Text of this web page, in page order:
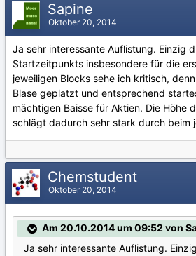
Sapine
Oktober 20, 2014
Ja sehr interessante Auflistung. Einzig
Startzeitpunkts insbesondere für die
jeweiligen Blocks sehe ich kritisch,
Blase geplatzt und entsprechend
mächtigen Baisse für Aktien. Die Höhe
schlägt dadurch sehr stark durch beim
Chemstudent
Oktober 20, 2014
Am 20.10.2014 um 09:52 von
Ja sehr interessante Auflistung.